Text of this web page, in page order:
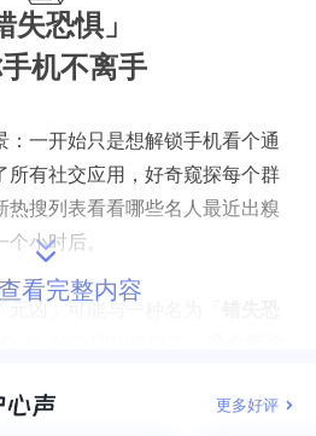
失恐惧」
机不离手
一开始只是想解锁手机看个通
所有社交应用，好奇窥探每个群
热搜列表看看哪些名人最近出糗
小时后。
元凶」可能与一种名为
好体验的心理状态
（Przybylsk
看完整内容
更多好评